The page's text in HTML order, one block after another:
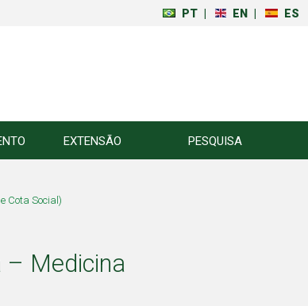
PT EN ES
EXTENSÃO PESQUISA
Cota Social)
– Medicina